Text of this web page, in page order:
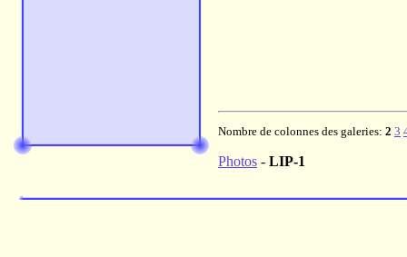
Nombre de colonnes des galeries: 2 3
Photos - LIP-1